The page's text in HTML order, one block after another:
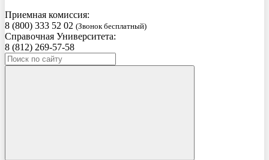
Приемная комиссия:
8 (800) 333 52 02 (Звонок бесплатный)
Справочная Университета:
8 (812) 269-57-58